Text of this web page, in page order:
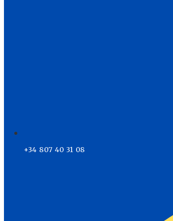
+34 807 40 31 08